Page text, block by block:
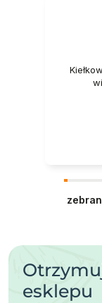
esklepu